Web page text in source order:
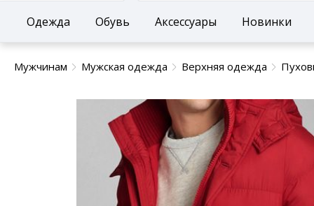
Одежда Обувь Аксессуары Новинки
Мужчинам Мужская одежда Верхняя одежда